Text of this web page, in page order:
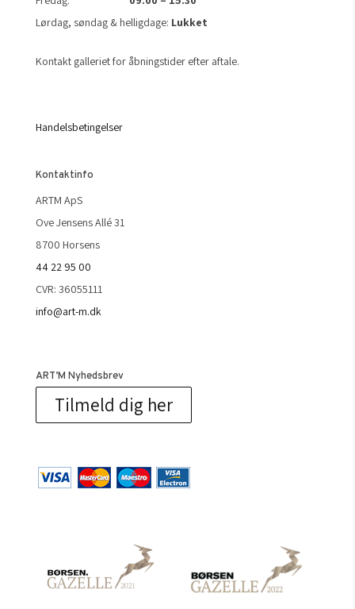
Lørdag, søndag & helligdage: Lukket
Kontakt galleriet for åbningstider efter aftale.
Handelsbetingelser
Kontaktinfo
ARTM ApS
Ove Jensens Allé 31
8700 Horsens
44 22 95 00
CVR: 36055111
info@art-m.dk
ART’M Nyhedsbrev
Tilmeld dig her